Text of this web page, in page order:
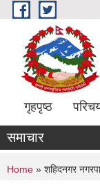
Skip to main content
गृहपृष्ठ
समाचार
You are
Home » शहिदनगर